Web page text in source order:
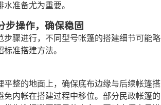
准备尤为重要。
步操作，确保稳固
步骤进行，不同型号帐篷的搭建细节可能
准搭建方法。
平整的地面上，确保底布边缘与后续帐篷
免内帐在搭建过程中移位。部分民政帐篷